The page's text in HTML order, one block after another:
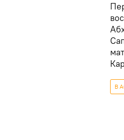
В